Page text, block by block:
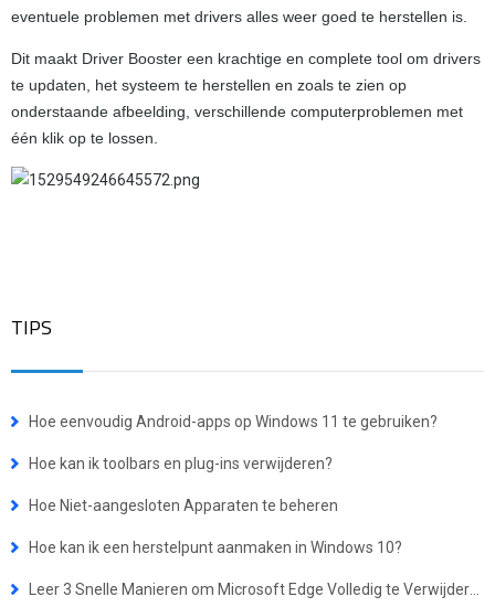
eventuele problemen met drivers alles weer goed te herstellen is.
Dit maakt Driver Booster een krachtige en complete tool om drivers
te updaten, het systeem te herstellen en zoals te zien op
onderstaande afbeelding, verschillende computerproblemen met
één klik op te lossen.
TIPS
Hoe eenvoudig Android-apps op Windows 11 te gebruiken?
Hoe kan ik toolbars en plug-ins verwijderen?
Hoe Niet-aangesloten Apparaten te beheren
Hoe kan ik een herstelpunt aanmaken in Windows 10?